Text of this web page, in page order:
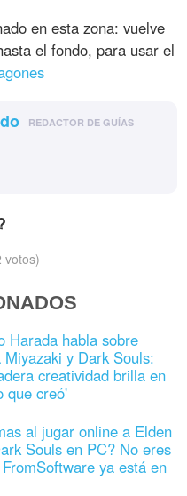
en esta zona: vuelve
el fondo, para usar el
REDACTOR DE GUÍAS
votos)
Harada habla sobre
Miyazaki y Dark Souls:
creatividad brilla en
que creó'
al jugar online a Elden
Souls en PC? No eres
ya está en